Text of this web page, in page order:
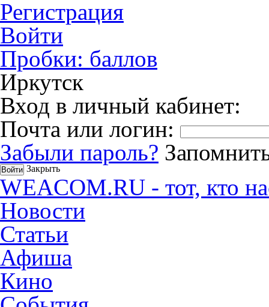
Регистрация
Войти
Пробки: баллов
Иркутск
Вход в личный кабинет:
Почта или логин:
Забыли пароль?
Закрыть
WEACOM.RU - тот, кто
Новости
Статьи
Афиша
Кино